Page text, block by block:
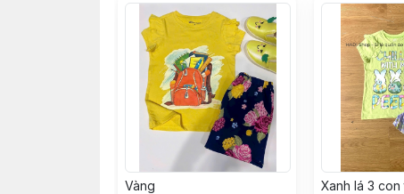
Vàng Xanh lá 3 con